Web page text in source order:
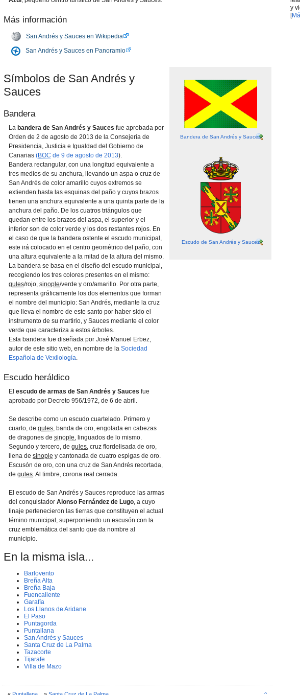
Más información
San Andrés y Sauces en Wikipedia
San Andrés y Sauces en Panoramio
Sí­mbolos de San Andrés y
Sauces
Bandera
La bandera de San Andrés y Sauces fue aprobada por
Orden de 2 de agosto de 2013 de la Consejerí­a de
Presidencia, Justicia e Igualdad del Gobierno de
Canarias (BOC de 9 de agosto de 2013).
Bandera rectangular, con una longitud equivalente a
tres medios de su anchura, llevando un aspa o cruz de
San Andrés de color amarillo cuyos extremos se
extienden hasta las esquinas del paño y cuyos brazos
tienen una anchura equivalente a una quinta parte de la
anchura del paño. De los cuatros triángulos que
quedan entre los brazos del aspa, el superior y el
inferior son de color verde y los dos restantes rojos. En
el caso de que la bandera ostente el escudo municipal,
este irá colocado en el centro geométrico del paño, con
una altura equivalente a la mitad de la altura del mismo.
La bandera se basa en el diseño del escudo municipal,
recogiendo los tres colores presentes en el mismo:
gules/rojo, sinople/verde y oro/amarillo. Por otra parte,
representa gráficamente los dos elementos que forman
el nombre del municipio: San Andrés, mediante la cruz
que lleva el nombre de este santo por haber sido el
instrumento de su martirio, y Sauces mediante el color
verde que caracteriza a estos árboles.
Esta bandera fue diseñada por José Manuel Erbez,
autor de este sitio web, en nombre de la Sociedad
Española de Vexilologí­a.
Escudo heráldico
El escudo de armas de San Andrés y Sauces fue
aprobado por Decreto 956/1972, de 6 de abril.
Se describe como un escudo cuartelado. Primero y
cuarto, de gules, banda de oro, engolada en cabezas
de dragones de sinople, linguados de lo mismo.
Segundo y tercero, de gules, cruz flordelisada de oro,
llena de sinople y cantonada de cuatro espigas de oro.
Escusón de oro, con una cruz de San Andrés recortada,
de gules. Al timbre, corona real cerrada.
El escudo de San Andrés y Sauces reproduce las armas
del conquistador Alonso Fernández de Lugo, a cuyo
linaje pertenecieron las tierras que constituyen el actual
témino municipal, superponiendo un escusón con la
cruz emblemática del santo que da nombre al
municipio.
En la misma isla...
Barlovento
Breña Alta
Breña Baja
Fuencaliente
Garafí­a
Los Llanos de Aridane
El Paso
Puntagorda
Puntallana
San Andrés y Sauces
Santa Cruz de La Palma
Tazacorte
Tijarafe
Villa de Mazo
Bandera de San Andrés y Sauces
Escudo de San Andrés y Sauces
y
[